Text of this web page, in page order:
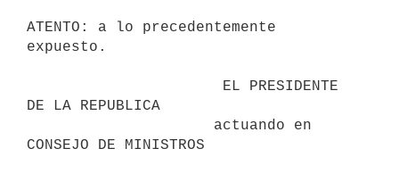
ATENTO: a lo precedentemente
expuesto.
DE LA REPUBLICA
CONSEJO DE MINISTROS